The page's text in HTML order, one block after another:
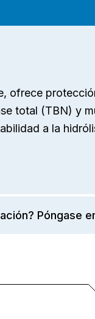
ofrece
total (TBN) y
a la
Póngase